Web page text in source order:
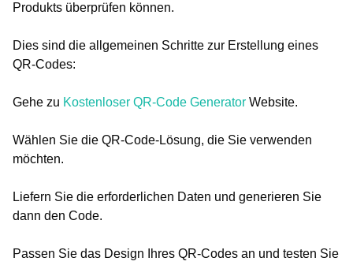
Produkts überprüfen können.
Dies sind die allgemeinen Schritte zur Erstellung eines
QR-Codes:
Gehe zu Kostenloser QR-Code Generator Website.
Wählen Sie die QR-Code-Lösung, die Sie verwenden
möchten.
Liefern Sie die erforderlichen Daten und generieren Sie
dann den Code.
Passen Sie das Design Ihres QR-Codes an und testen Sie